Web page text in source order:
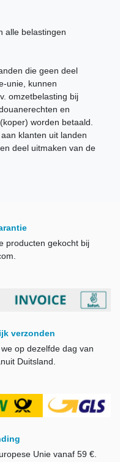
alle belastingen
die geen deel
unie, kunnen
omzetbelasting bij
en
worden betaald.
klanten uit landen
deel uitmaken van de
producten gekocht bij
verzonden
op dezelfde dag van
Duitsland.
Unie vanaf 59 €.